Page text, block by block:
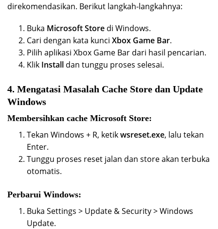
direkomendasikan. Berikut langkah-langkahnya:
Buka Microsoft Store di Windows.
Cari dengan kata kunci Xbox Game Bar.
Pilih aplikasi Xbox Game Bar dari hasil pencarian.
Klik Install dan tunggu proses selesai.
4. Mengatasi Masalah Cache Store dan Update
Windows
Membersihkan cache Microsoft Store:
Tekan Windows + R, ketikwsreset.exe, lalu tekan
Enter.
Tunggu proses reset jalan dan store akan terbuka
otomatis.
Perbarui Windows:
Buka Settings > Update & Security > Windows
Update.